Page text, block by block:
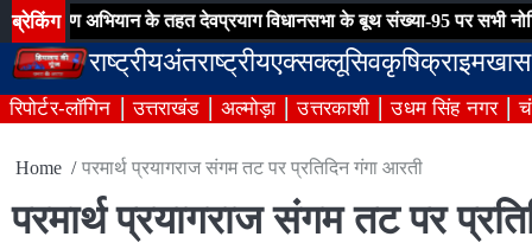
Skip
to
content
ब्रेकिंगके तहत देवप्रयाग विधानसभा के बूथ संख्या-95 पर सभी नोटिसों का हुआ
राष्ट्रीयअंतराष्ट्रीयएक्सक्लूसिवकृषिक्राइम
रिपोर्टर-लॉगिन उत्तराखंड अल्मोड़ा उत्तरकाशी उधम सिंह नगर
Home परमार्थ प्रयागराज संगम तट पर प्रतिदिन गंगा आरती
परमार्थ प्रयागराज संगम तट पर